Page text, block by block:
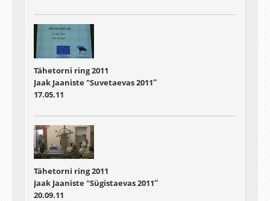
Tähetorni ring 2011
Jaak Jaaniste "Suvetaevas 2011″
17.05.11
Tähetorni ring 2011
Jaak Jaaniste "Sügistaevas 2011″
20.09.11